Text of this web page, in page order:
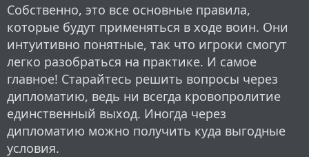
Собственно, это все основные правила,
которые будут применяться в ходе воин. Они
интуитивно понятные, так что игроки смогут
легко разобраться на практике. И самое
главное! Старайтесь решить вопросы через
дипломатию, ведь ни всегда кровопролитие
единственный выход. Иногда через
дипломатию можно получить куда выгодные
условия.